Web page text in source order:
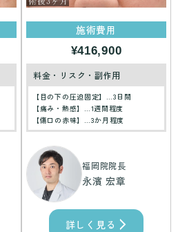
施術費用
¥416,900
料金・リスク・副作用
【目の下の圧迫固定】…3日間
【痛み・熱感】…1週間程度
【傷口の赤味】…3か月程度
福岡院院長
永濱 宏章
詳しく見る